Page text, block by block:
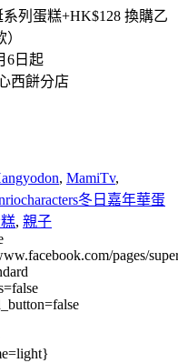
系列蛋糕+HK$128 換購乙
6日起
西餅分店
, MamiTv,
冬日嘉年華蛋
, 親子
pages/